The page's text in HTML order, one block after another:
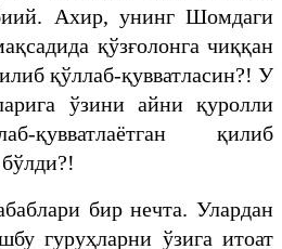
Ахир, унинг Шомдаги
қўзғолонга чиққан
қўллаб-қувватласин?! У
ўзини айни қуролли
қувватлаётган қилиб
бир нечта. Улардан
гуруҳларни ўзига итоат